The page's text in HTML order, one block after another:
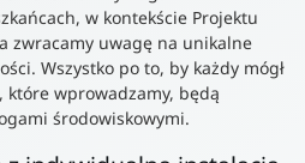
w kontekście Projektu
zwracamy uwagę na unikalne
Wszystko po to, by każdy mógł
które wprowadzamy, będą
środowiskowymi.